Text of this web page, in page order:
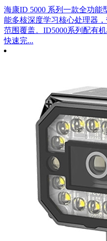
海康ID 5000 系列一款全功能型
能多核深度学习核心处理器
范围覆盖。ID5000系列配有
快速完...